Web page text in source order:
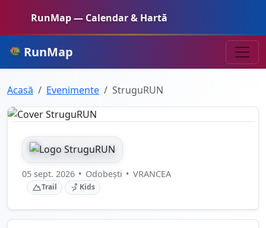
RunMap — Calendar & Hartă
RunMap
Acasă Evenimente StruguRUN
05 sept. 2026 • Odobești • VRANCEA
Trail Kids